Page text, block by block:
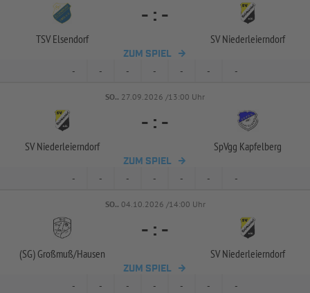
TSV Elsendorf
- : -
SV Niederleierndorf
ZUM SPIEL
- - - - - - -
SO.. 27.09.2026 /13:00 Uhr
SV Niederleierndorf
- : -
SpVgg Kapfelberg
ZUM SPIEL
- - - - - - -
SO.. 04.10.2026 /14:00 Uhr
(SG) Großmuß/Hausen
- : -
SV Niederleierndorf
ZUM SPIEL
- - - - - - -